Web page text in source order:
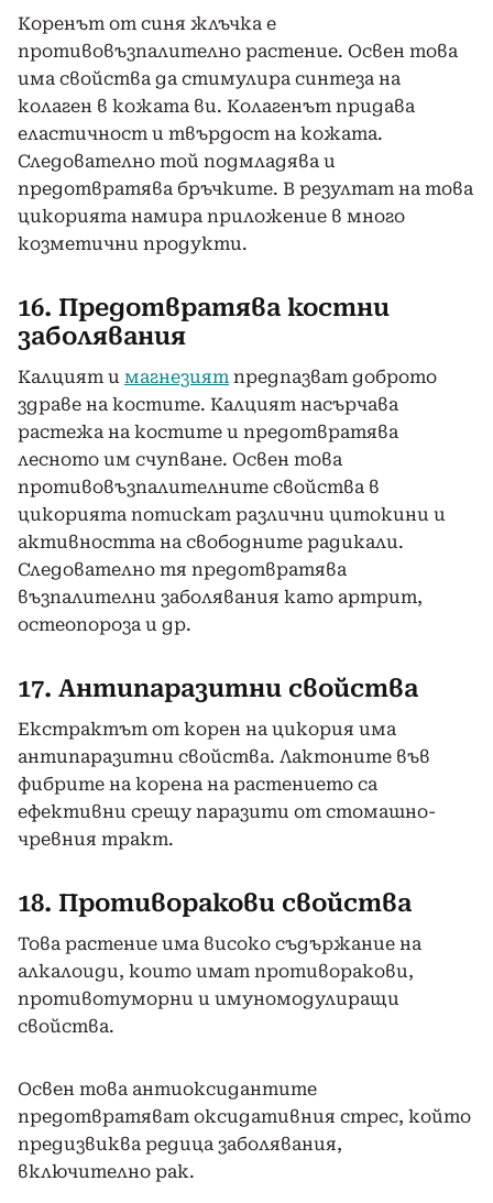
Коренът от синя жлъчка е
противовъзпалително растение. Освен това
има свойства да стимулира синтеза на
колаген в кожата ви. Колагенът придава
еластичност и твърдост на кожата.
Следователно той подмладява и
предотвратява бръчките. В резултат на това
цикорията намира приложение в много
козметични продукти.
16. Предотвратява костни
заболявания
Калцият и магнезият предпазват доброто
здраве на костите. Калцият насърчава
растежа на костите и предотвратява
лесното им счупване. Освен това
противовъзпалителните свойства в
цикорията потискат различни цитокини и
активността на свободните радикали.
Следователно тя предотвратява
възпалителни заболявания като артрит,
остеопороза и др.
17. Антипаразитни свойства
Екстрактът от корен на цикория има
антипаразитни свойства. Лактоните във
фибрите на корена на растението са
ефективни срещу паразити от стомашно-
чревния тракт.
18. Противоракови свойства
Това растение има високо съдържание на
алкалоиди, които имат противоракови,
противотуморни и имуномодулиращи
свойства.
Освен това антиоксидантите
предотвратяват оксидативния стрес, който
предизвиква редица заболявания,
включително рак.